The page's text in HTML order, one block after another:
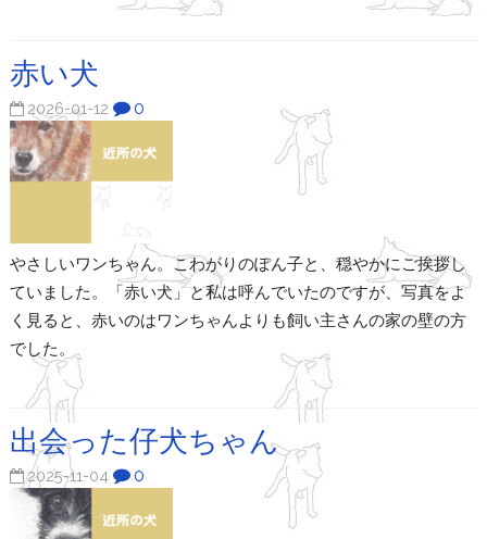
赤い犬
2026-01-12 0
やさしいワンちゃん。こわがりのぽん子と、穏やかにご挨拶し
ていました。「赤い犬」と私は呼んでいたのですが、写真をよ
く見ると、赤いのはワンちゃんよりも飼い主さんの家の壁の方
でした。
出会った仔犬ちゃん
2025-11-04 0